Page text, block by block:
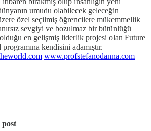
umudu olabilecek geleceğin
özel seçilmiş öğrencilere mükemmellik
sevgiyi ve bozulmaz bir bütünlüğü
en gelişmiş liderlik projesi olan Future
kendisini adamıştır.
www.profstefanodanna.com
post